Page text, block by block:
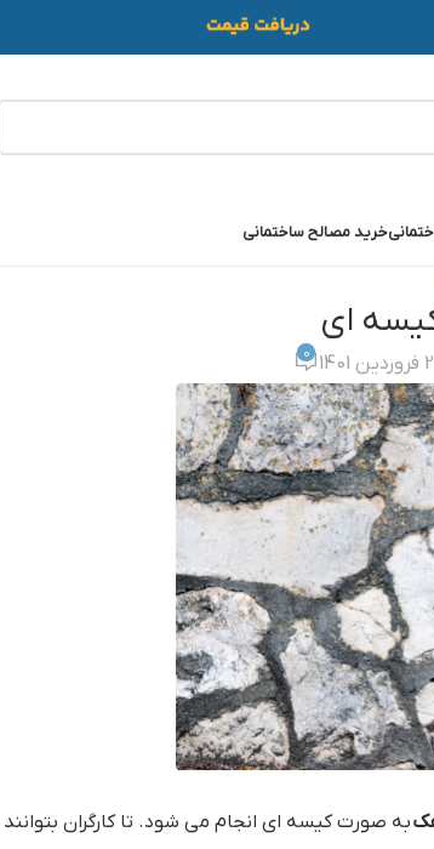
خرید مصالح ساختمانی
ای
0
به صورت کیسه ای انجام می شود. تا کارگران بتوانند